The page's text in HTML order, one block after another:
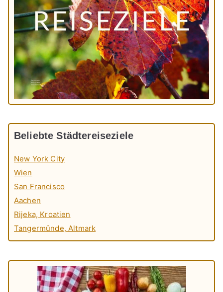
Beliebte Städtereiseziele
New York City
Wien
San Francisco
Aachen
Rijeka, Kroatien
Tangermünde, Altmark